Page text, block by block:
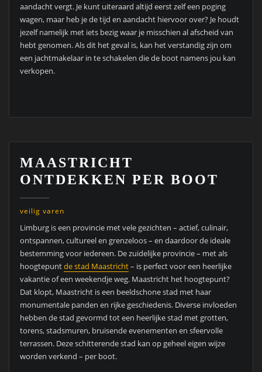
aandacht vergt. Je kunt uiteraard altijd eerst zelf een poging
wagen, maar heb je de tijd en aandacht hiervoor over? Je houdt
jezelf namelijk met iets bezig waar je misschien al afscheid van
hebt genomen. Als dit het geval is, kan het verstandig zijn om
een jachtmakelaar in te schakelen die de boot namens jou kan
verkopen.
MAASTRICHT
ONTDEKKEN PER BOOT
veilig varen
Limburg is een provincie met vele gezichten – actief, culinair,
ontspannen, cultureel en grenzeloos – en daardoor de ideale
bestemming voor iedereen. De zuidelijke provincie – met als
hoogtepuntde stad Maastricht– is perfect voor een heerlijke
vakantie of een weekendje weg. Maastricht het hoogtepunt?
Dat klopt, Maastricht is een beeldschone stad met haar
monumentale panden en rijke geschiedenis. Diverse invloeden
hebben de stad gevormd tot een heerlijke stad met grotten,
torens, stadsmuren, bruisende evenementen en sfeervolle
terrassen. Deze schitterende stad kan op geheel eigen wijze
worden verkend – per boot.